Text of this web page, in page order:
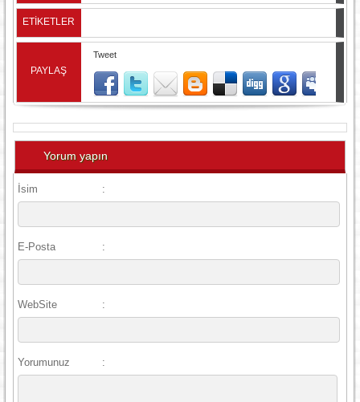
ETİKETLER
PAYLAŞ
Tweet
Yorum yapın
İsim :
E-Posta :
WebSite :
Yorumunuz :